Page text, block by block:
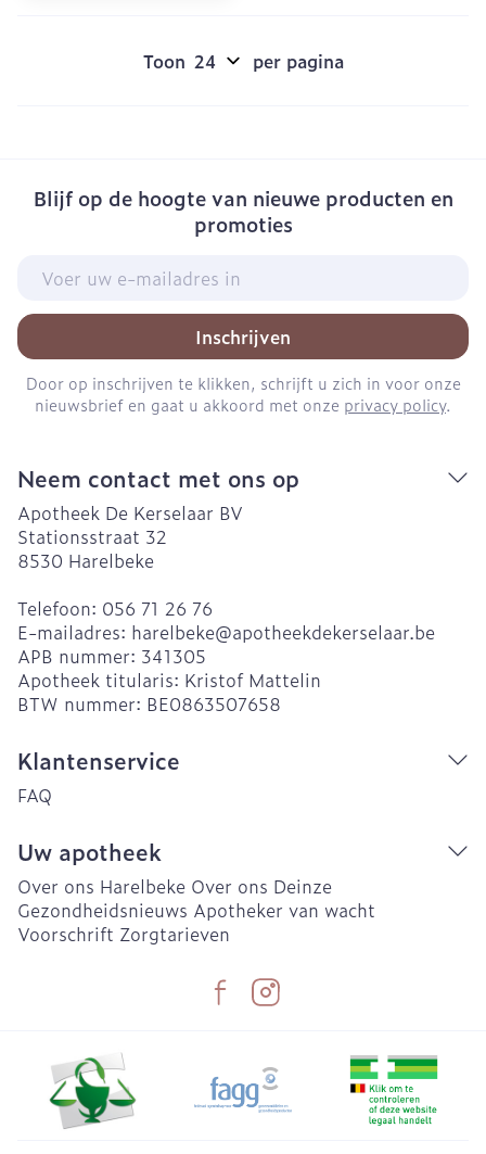
Toon per pagina
Blijf op de hoogte van nieuwe producten en
promoties
Inschrijven
Door op inschrijven te klikken, schrijft u zich in voor onze
nieuwsbrief en gaat u akkoord met onze privacy policy.
Neem contact met ons op
Apotheek De Kerselaar BV
Stationsstraat 32
8530 Harelbeke
Telefoon: 056 71 26 76
E-mailadres: harelbeke@apotheekdekerselaar.be
APB nummer: 341305
Apotheek titularis: Kristof Mattelin
BTW nummer: BE0863507658
Klantenservice
FAQ
Uw apotheek
Over ons Harelbeke Over ons Deinze
Gezondheidsnieuws Apotheker van wacht
Voorschrift Zorgtarieven